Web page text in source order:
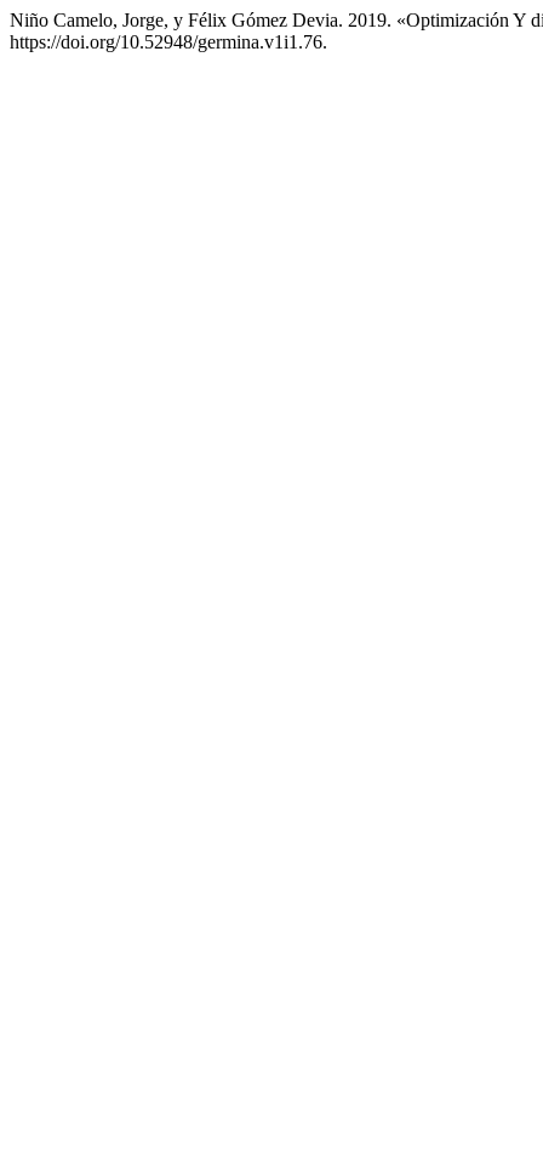
Niño Camelo, Jorge, y Félix Gómez Devia. 2019. «Optimización Y
https://doi.org/10.52948/germina.v1i1.76.